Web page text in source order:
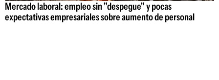
Mercado laboral: empleo sin "despegue" y pocas
expectativas empresariales sobre aumento de personal